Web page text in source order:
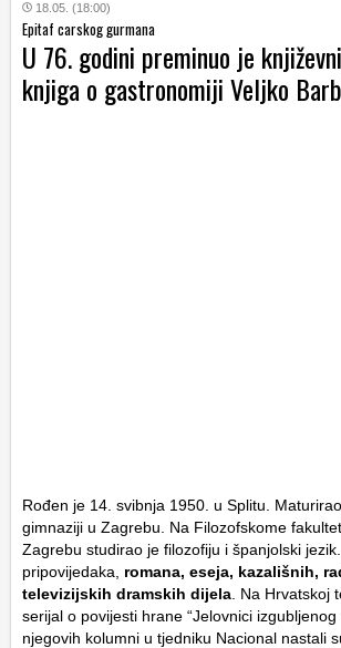
18.05. (18:00)
Epitaf carskog gurmana
U 76. godini preminuo je
knjiga o gastronomiji Veljko
Rođen je 14. svibnja 1950. u Splitu.
gimnaziji u Zagrebu. Na Filozofskome
Zagrebu studirao je filozofiju i španjolski
pripovijedaka,
romana, eseja, kazališnih,
televizijskih dramskih dijela . Na Hrvatskoj
serijal o povijesti hrane “Jelovnici izgubljenog
njegovih kolumni u tjedniku Nacional nastali